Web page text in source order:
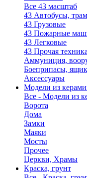
Все 43 масштаб
43 Автобусы,
43 Грузовые
43 Пожарные
43 Легковые
43 Прочая техника
Аммуниция,
Боеприпасы,
Аксессуары
Модели из
Все - Модели из
Ворота
Дома
Замки
Маяки
Мосты
Прочее
Церкви, Храмы
Краска, грунт